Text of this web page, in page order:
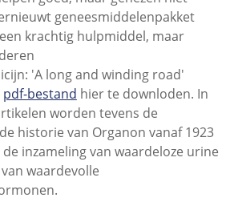
geneesmiddelenpakket
krachtig hulpmiddel, maar
'A long and winding road'
pdf-bestand hier te downloden. In
worden tevens de
historie van Organon vanaf 1923
inzameling van waardeloze urine
waardevolle